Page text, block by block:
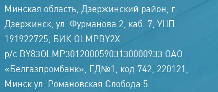
Минская область, Дзержинский район, г.
Дзержинск, ул. Фурманова 2, каб. 7, УНП
191922725, БИК OLMPBY2X
р/с BY83OLMP30120005903130000933 ОАО
«Белгазпромбанк», ГД№1, код 742, 220121,
Минск ул. Романовская Слобода 5